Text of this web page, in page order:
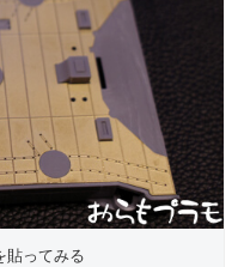
貼ってみる